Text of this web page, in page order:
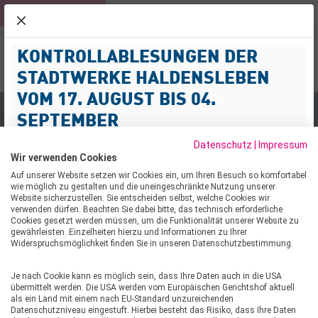
schliessen
KONTROLLABLESUNGEN DER
STADTWERKE HALDENSLEBEN
VOM 17. AUGUST BIS 04.
SEPTEMBER
wir informieren Sie darüber, dass im Zeitraum vom 17.
August bis 04. September 2026 Kontrollablesungen von
Strom-, Gas- und Wasserzählern im Netzgebiet
durchgeführt werden.
Mit der Durchführung der Kontrollablesungen wurde die
werden Wohn- und Geschäftshäuser im
Versorgungsgebiet der Stadtwerke Haldensleben
NOTFALL-SERVICE
03904 477-3
Suche
500 € FÜR „FAHRRAD-WERKSTATT“ DER ERICH-
500 € FÜR „FAHRRAD-
WERKSTATT“ DER ERICH-
KÄSTNER-GRUNDSCHULE
500 € FÜR DAS PROJEKT
„FAHRRADWERKSTATT“ DER
Datenschutz | Impressum
Wir verwenden Cookies
Auf unserer Website setzen wir Cookies ein, um Ihren Besuch so komfortabel
wie möglich zu gestalten und die uneingeschränkte Nutzung unserer
Website sicherzustellen. Sie entscheiden selbst, welche Cookies wir
verwenden dürfen. Beachten Sie dabei bitte, das technisch erforderliche
Cookies gesetzt werden müssen, um die Funktionalität unserer Website zu
gewährleisten. Einzelheiten hierzu und Informationen zu Ihrer
Widerspruchsmöglichkeit finden Sie in unseren Datenschutzbestimmung.
Je nach Cookie kann es möglich sein, dass Ihre Daten auch in die USA
übermittelt werden. Die USA werden vom Europäischen Gerichtshof aktuell
als ein Land mit einem nach EU-Standard unzureichenden
Datenschutzniveau eingestuft. Hierbei besteht das Risiko, dass Ihre Daten